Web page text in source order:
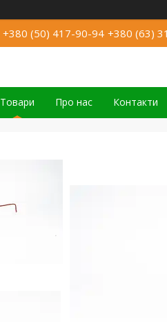
+380 (50) 417-90-94 +380 (63)
Товари Про нас Контакти